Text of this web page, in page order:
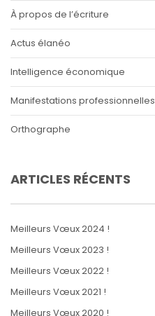
À propos de l’écriture
Actus élanéo
Intelligence économique
Manifestations professionnelles
Orthographe
ARTICLES RÉCENTS
Meilleurs Vœux 2024 !
Meilleurs Vœux 2023 !
Meilleurs Vœux 2022 !
Meilleurs Vœux 2021 !
Meilleurs Vœux 2020 !